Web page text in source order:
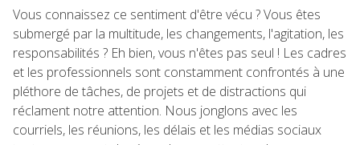
Vous connaissez ce sentiment d'être vécu ? Vous êtes
submergé par la multitude, les changements, l'agitation, les
responsabilités ? Eh bien, vous n'êtes pas seul ! Les cadres
et les professionnels sont constamment confrontés à une
pléthore de tâches, de projets et de distractions qui
réclament notre attention. Nous jonglons avec les
courriels, les réunions, les délais et les médias sociaux